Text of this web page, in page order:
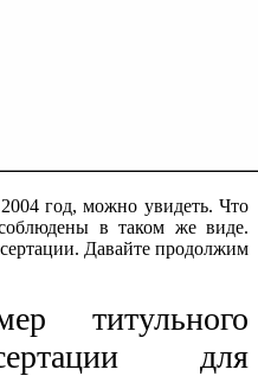
год, можно увидеть. Что
в таком же виде.
Давайте продолжим
титульного
для